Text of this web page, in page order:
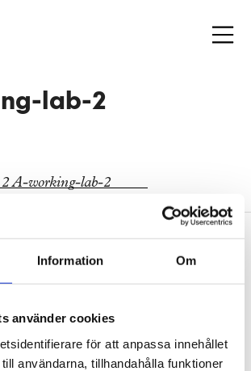
Information Om
använder cookies
för att anpassa innehållet
användarna, tillhandahålla funktioner
lab-2
vi är idag. Varsågod att förkovra.
vi alltid efter människor som vill
oss. Hör av dig!